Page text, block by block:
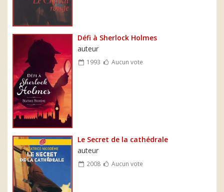
Défi à Sherlock Holmes
auteur
1993 Aucun vote
Le Secret de la cathédrale
auteur
2008 Aucun vote